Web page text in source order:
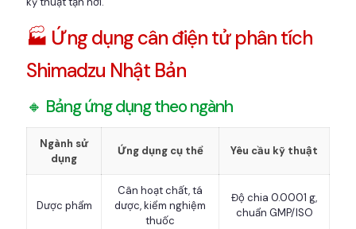
🏭 Ứng dụng cân điện tử phân tích
Shimadzu Nhật Bản
🔸 Bảng ứng dụng theo ngành
Ngành sử
dụng
Ứng dụng cụ thể Yêu cầu kỹ thuật
Dược phẩm
Cân hoạt chất, tá
dược, kiểm nghiệm
thuốc
Độ chia 0.0001 g,
chuẩn GMP/ISO